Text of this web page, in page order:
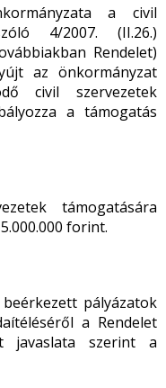
a civil
4/2007. (II.26.)
Rendelet)
az önkormányzat
civil szervezetek
a támogatás
támogatására
forint.
pályázatok
a Rendelet
javaslata szerint a